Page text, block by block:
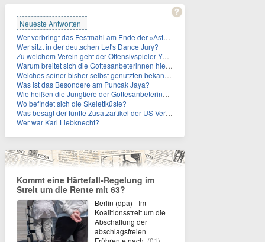
Neueste Antworten
Wer verbringt das Festmahl am Ende der »Asterix«-Comics oft gefesselt und/oder geknebelt?
Wer sitzt in der deutschen Let's Dance Jury?
Zu welchem Verein geht der Offensivspieler Yan Diomande?
Warum breitet sich die Gottesanbeterinnen hierzulande immer weiter aus?
Welches seiner bisher selbst genutzten bekannten Gebäude verpachtet der Vatikan nun?
Was ist das Besondere am Puncak Jaya?
Wie heißen die Jungtiere der Gottesanbeterinnen?
Wo befindet sich die Skelettküste?
Was besagt der fünfte Zusatzartikel der US-Verfassung, auf den sich Fauci berief?
Wer war Karl Liebknecht?
Kommt eine Härtefall-Regelung im
Streit um die Rente mit 63?
Berlin (dpa) - Im
Koalitionsstreit um die
Abschaffung der
abschlagsfreien